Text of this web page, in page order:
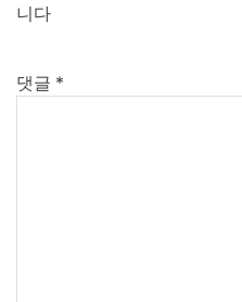
니다
댓글 *